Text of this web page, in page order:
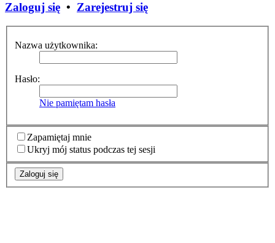
Zaloguj się • Zarejestruj się
Nazwa użytkownika:
Hasło:
Nie pamiętam hasła
Zapamiętaj mnie
Ukryj mój status podczas tej sesji